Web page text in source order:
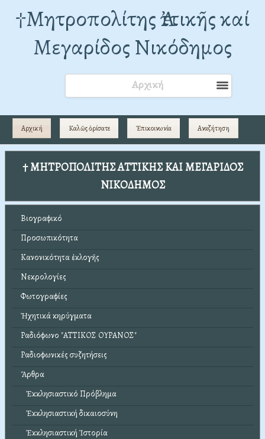
†Mητροπολίτης Ἀττικῆς καί
Μεγαρίδος Νικόδημος
Αρχική
Αρχική Καλῶς ὁρίσατε Ἐπικοινωνία Αναζήτηση
† ΜΗΤΡΟΠΟΛΙΤΗΣ ΑΤΤΙΚΗΣ ΚΑΙ ΜΕΓΑΡΙΔΟΣ
ΝΙΚΟΔΗΜΟΣ
Βιογραφικό
Προσωπικότητα
Κανονικότητα ἐκλογῆς
Νεκρολογίες
Φωτογραφίες
Ἠχητικά κηρύγματα
Ραδιόφωνο "ΑΤΤΙΚΟΣ ΟΥΡΑΝΟΣ"
Ραδιοφωνικές συζητήσεις
Ἄρθρα
Ἐκκλησιαστικό Πρόβλημα
Ἐκκλησιαστική δικαιοσύνη
Ἐκκλησιαστική Ἱστορία